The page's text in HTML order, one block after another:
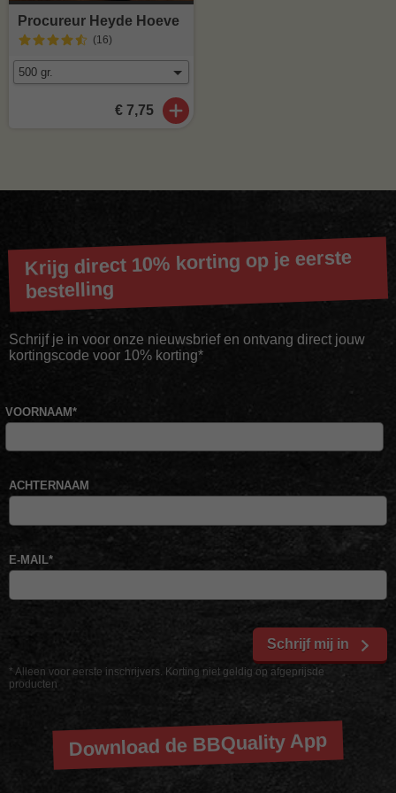
Procureur Heyde Hoeve
(16)
€ 7,75
Krijg direct 10% korting op je eerste
bestelling
Schrijf je in voor onze nieuwsbrief en ontvang direct jouw
kortingscode voor 10% korting*
* Alleen voor eerste inschrijvers. Korting niet geldig op afgeprijsde
producten
VOORNAAM*
ACHTERNAAM
E-MAIL*
Schrijf mij in
Download de BBQuality App